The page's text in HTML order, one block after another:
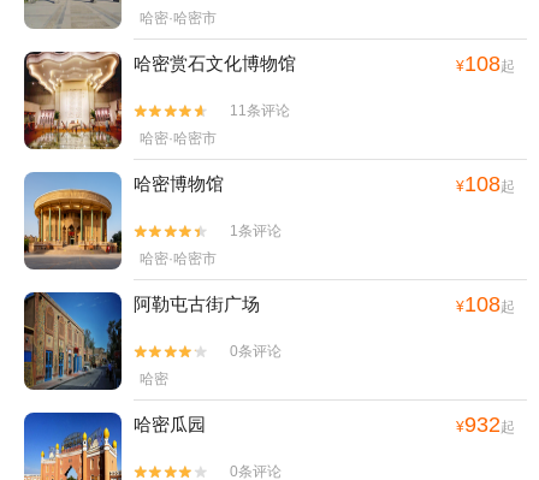
哈密·哈密市
哈密赏石文化博物馆 ¥108起


11条评论
哈密·哈密市
哈密博物馆 ¥108起


1条评论
哈密·哈密市
阿勒屯古街广场 ¥108起


0条评论
哈密
哈密瓜园 ¥932起

 0条评论